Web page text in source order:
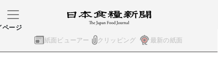
紙面ビューアー クリッピング 最新の紙面
ページ